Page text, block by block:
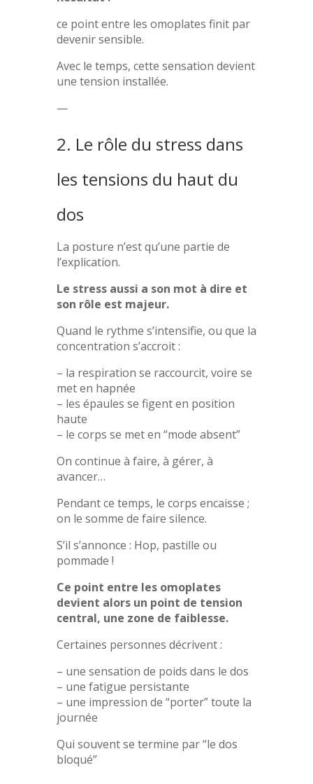
ce point entre les omoplates finit par
devenir sensible.
Avec le temps, cette sensation devient
une tension installée.
—
2. Le rôle du stress dans
les tensions du haut du
dos
La posture n’est qu’une partie de
l’explication.
Le stress aussi a son mot à dire et
son rôle est majeur.
Quand le rythme s’intensifie, ou que la
concentration s’accroit :
– la respiration se raccourcit, voire se
met en hapnée
– les épaules se figent en position
haute
– le corps se met en “mode absent”
On continue à faire, à gérer, à
avancer…
Pendant ce temps, le corps encaisse ;
on le somme de faire silence.
S’il s’annonce : Hop, pastille ou
pommade !
Ce point entre les omoplates
devient alors un point de tension
central, une zone de faiblesse.
Certaines personnes décrivent :
– une sensation de poids dans le dos
– une fatigue persistante
– une impression de “porter” toute la
journée
Qui souvent se termine par “le dos
bloqué”